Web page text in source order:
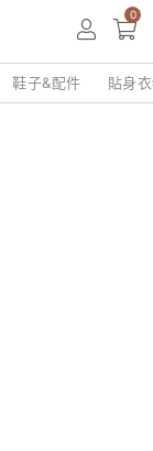
0
鞋子&配件 貼身